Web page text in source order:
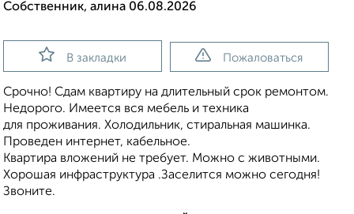
Собственник, алина 06.08.2026
В закладки Пожаловаться
Срочно! Сдам квартиру на длительный срок ремонтом.
Недорого. Имеется вся мебель и техника
для проживания. Холодильник, стиральная машинка.
Проведен интернет, кабельное.
Квартира вложений не требует. Можно с животными.
Хорошая инфраструктура .Заселится можно сегодня!
Звоните.